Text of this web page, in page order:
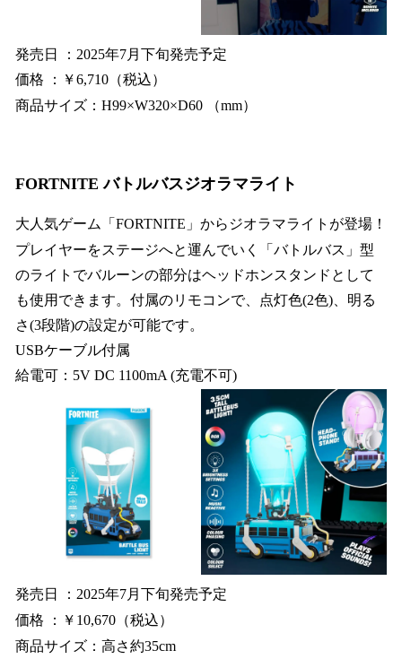
発売日 ：2025年7月下旬発売予定
価格 ：￥6,710（税込）
商品サイズ：H99×W320×D60 （mm）
FORTNITE バトルバスジオラマライト
大人気ゲーム「FORTNITE」からジオラマライトが登場！
プレイヤーをステージへと運んでいく「バトルバス」型
のライトでバルーンの部分はヘッドホンスタンドとして
も使用できます。付属のリモコンで、点灯色(2色)、明る
さ(3段階)の設定が可能です。
USBケーブル付属
給電可：5V DC 1100mA (充電不可)
発売日 ：2025年7月下旬発売予定
価格 ：￥10,670（税込）
商品サイズ：高さ約35cm